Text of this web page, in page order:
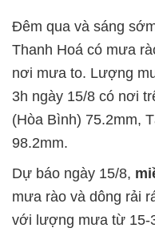
Đêm qua và sáng
Thanh Hoá có mưa
nơi mưa to. Lượng
3h ngày 15/8 có nơi
(Hòa Bình) 75.2mm,
98.2mm.
Dự báo ngày 15/8,
mưa rào và dông rải
với lượng mưa từ 15-